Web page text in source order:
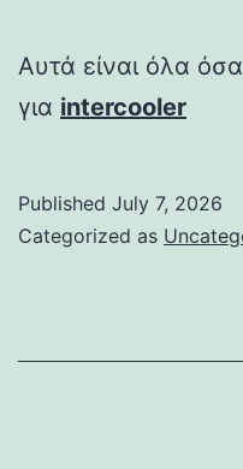
Αυτά είναι όλα
για intercooler
Published July 7, 2026
Categorized as